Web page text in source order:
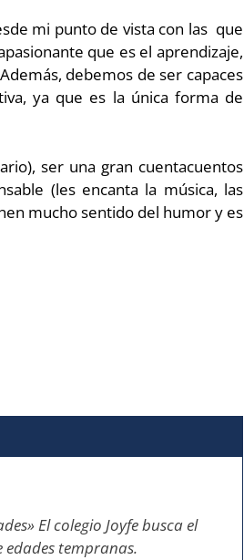
mi punto de vista con las que
que es el aprendizaje,
debemos de ser capaces
ya que es la única forma de
ser una gran cuentacuentos
(les encanta la música, las
mucho sentido del humor y es
El colegio Joyfe busca el
tempranas.